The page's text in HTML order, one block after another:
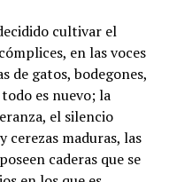
cultivar el
en las voces
de gatos, bodegones,
es nuevo; la
el silencio
cerezas maduras, las
caderas que se